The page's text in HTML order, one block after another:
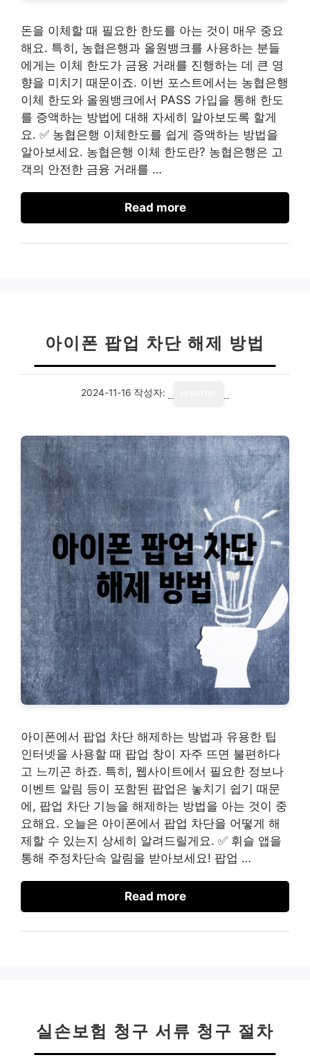
돈을 이체할 때 필요한 한도를 아는 것이 매우 중요
해요. 특히, 농협은행과 올원뱅크를 사용하는 분들
에게는 이체 한도가 금융 거래를 진행하는 데 큰 영
향을 미치기 때문이죠. 이번 포스트에서는 농협은행
이체 한도와 올원뱅크에서 PASS 가입을 통해 한도
를 증액하는 방법에 대해 자세히 알아보도록 할게
요. ✅ 농협은행 이체한도를 쉽게 증액하는 방법을
알아보세요. 농협은행 이체 한도란? 농협은행은 고
객의 안전한 금융 거래를 …
Read more
아이폰 팝업 차단 해제 방법
2024-11-16 작성자:
아이폰에서 팝업 차단 해제하는 방법과 유용한 팁
인터넷을 사용할 때 팝업 창이 자주 뜨면 불편하다
고 느끼곤 하죠. 특히, 웹사이트에서 필요한 정보나
이벤트 알림 등이 포함된 팝업은 놓치기 쉽기 때문
에, 팝업 차단 기능을 해제하는 방법을 아는 것이 중
요해요. 오늘은 아이폰에서 팝업 차단을 어떻게 해
제할 수 있는지 상세히 알려드릴게요. ✅ 휘슬 앱을
통해 주정차단속 알림을 받아보세요! 팝업 …
Read more
실손보험 청구 서류 청구 절차